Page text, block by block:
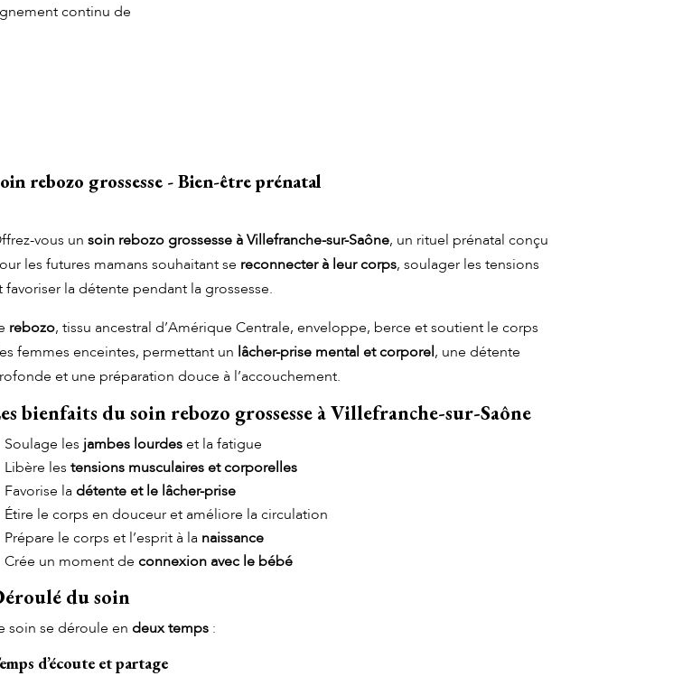
continu de
rebozo grossesse - Bien-être prénatal
vous unsoin rebozo grossesse à Villefranche-sur-Saône, un rituel prénatal conçu
les futures mamans souhaitant se reconnecter à leur corps, soulager les tensions
favoriser la détente pendant la grossesse.
rebozo, tissu ancestral d’Amérique Centrale, enveloppe, berce et soutient le corps
femmes enceintes, permettant un lâcher-prise mental et corporel, une détente
et une préparation douce à l’accouchement.
bienfaits du soin rebozo grossesse à Villefranche-sur-Saône
Soulage les jambes lourdeset la fatigue
Libère lestensions musculaires et corporelles
Favorise ladétente et le lâcher-prise
Étire le corps en douceur et améliore la circulation
Prépare le corps et l’esprit à la naissance
Crée un moment deconnexion avec le bébé
du soin
soin se déroule endeux temps :
d’écoute et partage